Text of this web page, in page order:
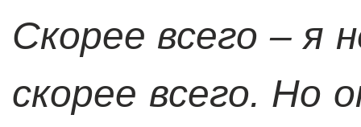
Скорее всего – я
скорее всего. Но